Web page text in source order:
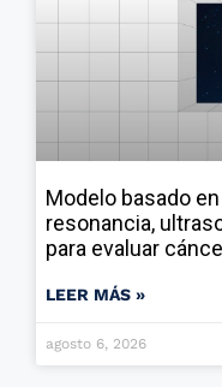
Modelo basado
resonancia,
para evaluar
LEER MÁS »
agosto 6, 2026